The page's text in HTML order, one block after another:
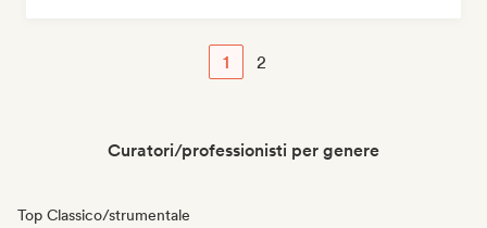
1 2
Curatori/professionisti per genere
Top Classico/strumentale